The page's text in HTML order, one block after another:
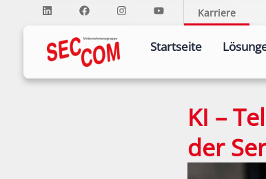
Karriere
Startseite
KI –
der